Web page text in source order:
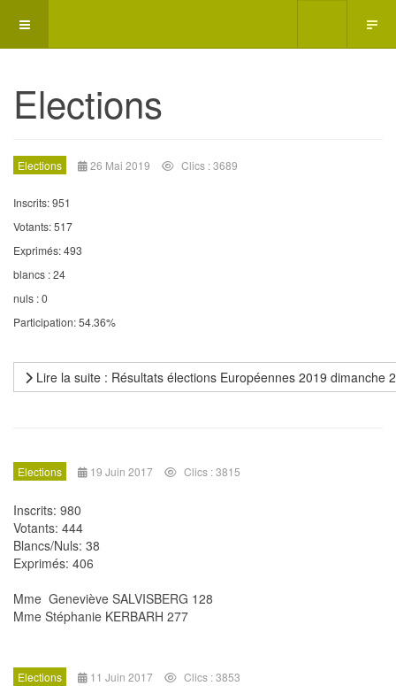
Elections
Elections 26 Mai 2019 Clics : 3689
Inscrits: 951
Votants: 517
Exprimés: 493
blancs : 24
nuls : 0
Participation: 54.36%
Lire la suite : Résultats élections Européennes 2019 dimanche
Elections 19 Juin 2017 Clics : 3815
Inscrits: 980
Votants: 444
Blancs/Nuls: 38
Exprimés: 406
Mme Geneviève SALVISBERG 128
Mme Stéphanie KERBARH 277
Elections 11 Juin 2017 Clics : 3853